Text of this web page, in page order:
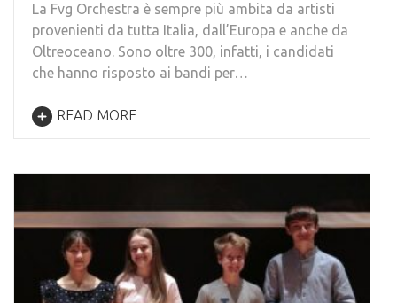
La Fvg Orchestra è sempre più ambita da artisti
provenienti da tutta Italia, dall’Europa e anche da
Oltreoceano. Sono oltre 300, infatti, i candidati
che hanno risposto ai bandi per…
READ MORE